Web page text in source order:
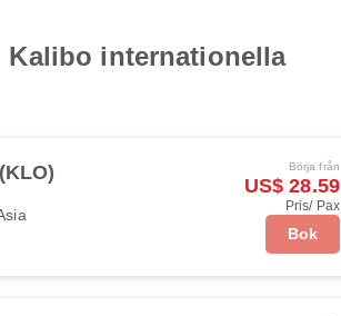
Kalibo internationella
Börja från
US$ 28.59
Pris/ Pax
Bok